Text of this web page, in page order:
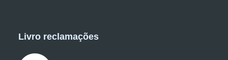
Livro reclamações